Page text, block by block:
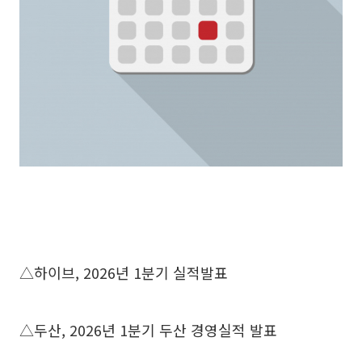
△하이브, 2026년 1분기 실적발표
△두산, 2026년 1분기 두산 경영실적 발표